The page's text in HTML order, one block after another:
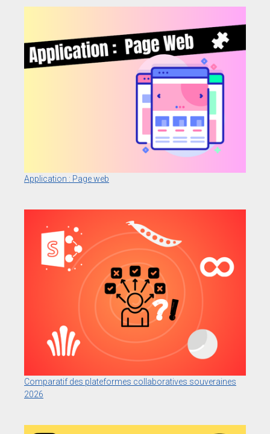
Application : Page web
Comparatif des plateformes collaboratives souveraines
2026